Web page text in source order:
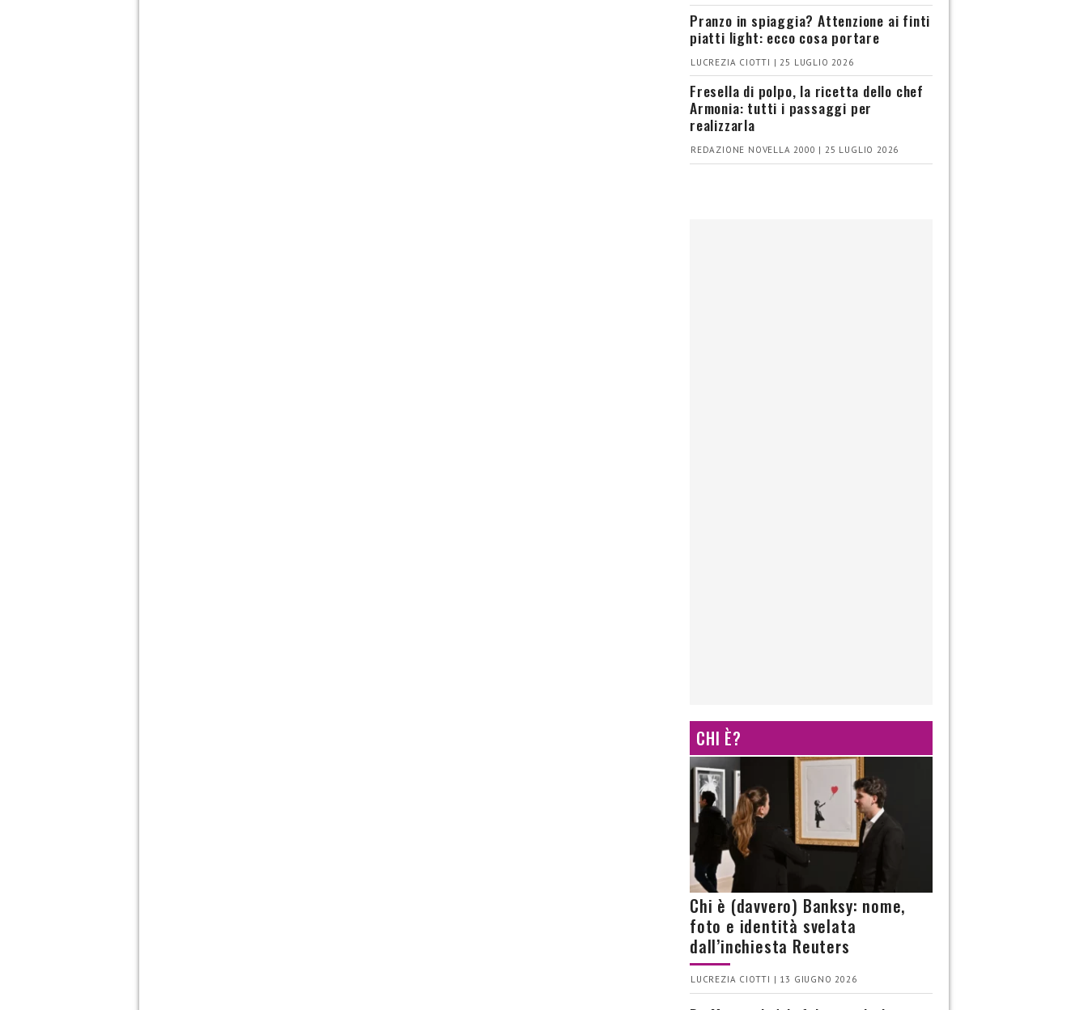
Pranzo in spiaggia? Attenzione ai finti
piatti light: ecco cosa portare
LUCREZIA CIOTTI | 25 LUGLIO 2026
Fresella di polpo, la ricetta dello chef
Armonia: tutti i passaggi per
realizzarla
REDAZIONE NOVELLA 2000 | 25 LUGLIO 2026
CHI È?
Chi è (davvero) Banksy: nome,
foto e identità svelata
dall’inchiesta Reuters
LUCREZIA CIOTTI | 13 GIUGNO 2026